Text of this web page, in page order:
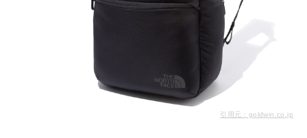
引用元：goldwin.co.jp